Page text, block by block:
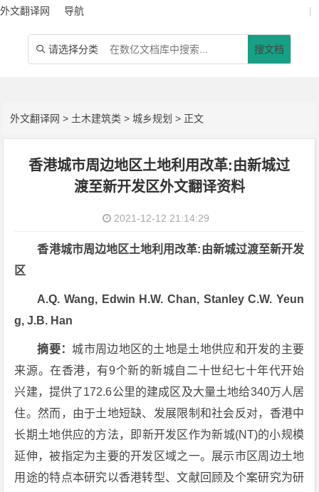
外文翻译网 导航 |
 请选择分类 搜文档
外文翻译网 > 土木建筑类 >城乡规划 > 正文
香港城市周边地区土地利用改革:由新城过
渡至新开发区外文翻译资料
2021-12-12 21:14:29
香港城市周边地区土地利用改革:由新城过渡至新开发
区
A.Q. Wang, Edwin H.W. Chan, Stanley C.W. Yeun
g, J.B. Han
摘要：城市周边地区的土地是土地供应和开发的主要
来源。在香港，有9个新的新城自二十世纪七十年代开始
兴建，提供了172.6公里的建成区及大量土地给340万人居
住。然而，由于土地短缺、发展限制和社会反对，香港中
长期土地供应的方法，即新开发区作为新城(NT)的小规模
延伸，被指定为主要的开发区域之一。展示市区周边土地
用途的特点本研究以香港转型、文献回顾及个案研究为研